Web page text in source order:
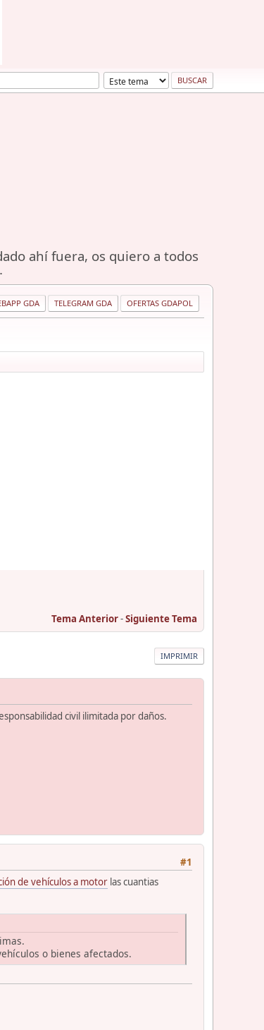
ahí fuera, os quiero a todos
GDA TELEGRAM GDA OFERTAS GDAPOL
Tema Anterior-Siguiente Tema
IMPRIMIR
civil ilimitada por daños.
#1
de vehículos a motor las cuantias
o bienes afectados.